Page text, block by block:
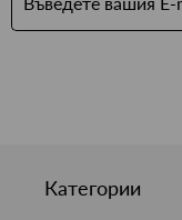
Категории